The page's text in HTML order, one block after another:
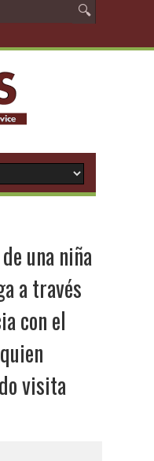
una niña
a través
con el
visita